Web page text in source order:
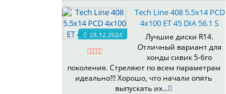
28.12.2024
Tech Line 408 5.5x14 PCD
4x100 ET 45 DIA 56.1 S
Лучшие диски R14.
Отличный вариант для
хонды сивик 5-6го
поколения. Стреляют по всем параметрам
идеально!!! Хорошо, что начали опять
выпускать их...